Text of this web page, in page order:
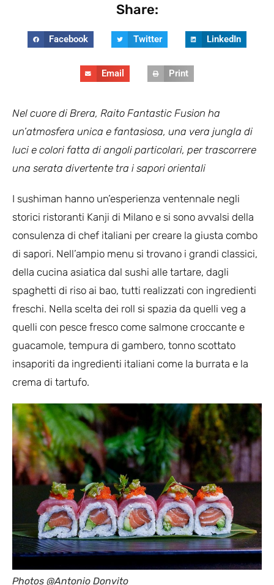
Share:
Facebook Twitter LinkedIn
Email Print
Nel cuore di Brera, Raito Fantastic Fusion ha
un’atmosfera unica e fantasiosa, una vera jungla di
luci e colori fatta di angoli particolari, per trascorrere
una serata divertente tra i sapori orientali
I sushiman hanno un’esperienza ventennale negli
storici ristoranti Kanji di Milano e si sono avvalsi della
consulenza di chef italiani per creare la giusta combo
di sapori. Nell’ampio menu si trovano i grandi classici,
della cucina asiatica dal sushi alle tartare, dagli
spaghetti di riso ai bao, tutti realizzati con ingredienti
freschi. Nella scelta dei roll si spazia da quelli veg a
quelli con pesce fresco come salmone croccante e
guacamole, tempura di gambero, tonno scottato
insaporiti da ingredienti italiani come la burrata e la
crema di tartufo.
Photos @Antonio Donvito